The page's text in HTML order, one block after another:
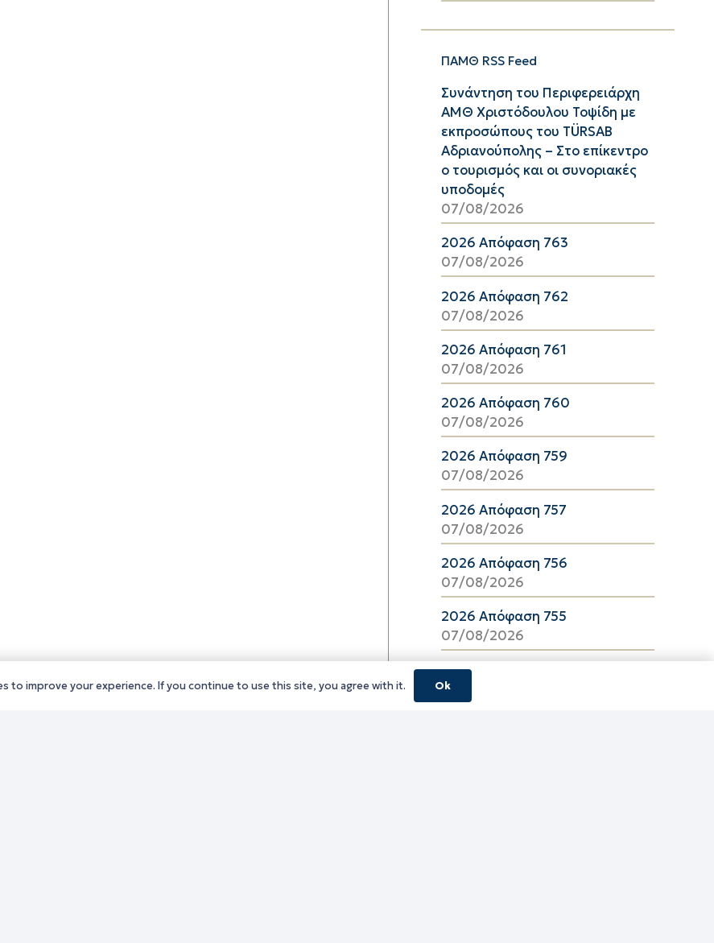
ΠΑΜΘ RSS Feed
Συνάντηση του Περιφερειάρχη
ΑΜΘ Χριστόδουλου Τοψίδη με
εκπροσώπους του TÜRSAB
Αδριανούπολης – Στο επίκεντρο
ο τουρισμός και οι συνοριακές
υποδομές
07/08/2026
2026 Απόφαση 763
07/08/2026
2026 Απόφαση 762
07/08/2026
2026 Απόφαση 761
07/08/2026
2026 Απόφαση 760
07/08/2026
2026 Απόφαση 759
07/08/2026
2026 Απόφαση 757
07/08/2026
2026 Απόφαση 756
07/08/2026
2026 Απόφαση 755
07/08/2026
2026 Απόφαση 754
07/08/2026
to improve your experience. If you continue to use this site, you agree with it. Ok